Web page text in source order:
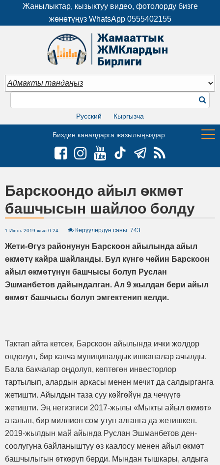
Жанылыктар, кызыктуу видео, фотолорду бизге
жөнөтүңүз WhatsApp 0555402155
Русский Кыргызча
Биздин каналдарга жазылыңыздар
Барскоондо айыл ѳкмѳт
башчысын шайлоо болду
1 Июнь 2019 жыл 0:24 Көрүүлөрдүн саны: 743
Жети-Өгүз районунун Барскоон айылында айыл
ѳкмѳтү кайра шайланды. Бул күнгѳ чейин Барскоон
айыл ѳкмѳтүнүн башчысы болуп Руслан
Эшманбетов дайындалган. Ал 9 жылдан бери айыл
ѳкмѳт башчысы болуп эмгектенип келди.
Тактап айта кетсек, Барскоон айылында ички жолдор
оӊдолуп, бир канча муниципалдык ишканалар ачылды.
Бала бакчалар оӊдолуп, кѳптѳгѳн инвесторлор
тартылып, алардын аркасы менен мечит да салдырганга
жетишти. Айылдын таза суу кѳйгѳйүн да чечүүгѳ
жетишти. Эӊ негизгиси 2017-жылы «Мыкты айыл ѳкмѳт»
аталып, бир миллион сом утуп алганга да жетишкен.
2019-жылдын май айында Руслан Эшманбетов ден-
соолугуна байланыштуу ѳз каалосу менен айыл ѳкмѳт
башчылыгын ѳткѳрүп берди. Мындан тышкары, алдыга